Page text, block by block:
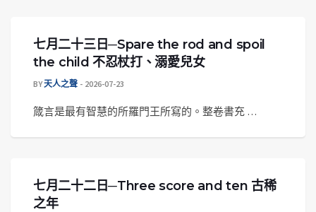
七月二十三日─Spare the rod and spoil
the child 不忍杖打、溺愛兒女
BY天人之聲 2026-07-23
箴言是最有智慧的所羅門王所寫的。整卷書充 …
七月二十二日─Three score and ten 古稀
之年